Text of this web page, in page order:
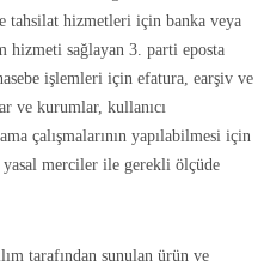
tahsilat hizmetleri için banka veya
hizmeti sağlayan 3. parti eposta
işlemleri için efatura, earşiv ve
ve kurumlar, kullanıcı
çalışmalarının yapılabilmesi için
merciler ile gerekli ölçüde
tarafından sunulan ürün ve